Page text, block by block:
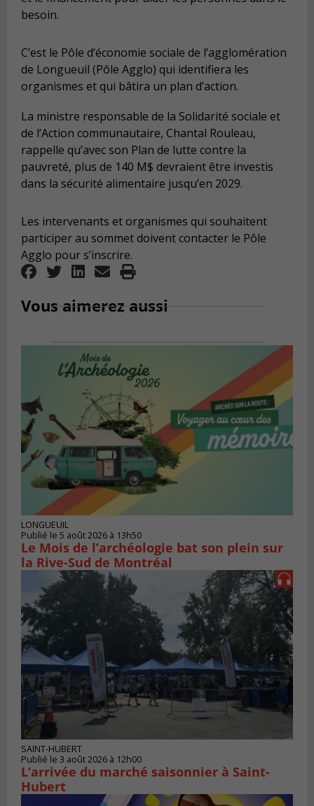
besoin.
C’est le Pôle d’économie sociale de l’agglomération
de Longueuil (Pôle Agglo) qui identifiera les
organismes et qui bâtira un plan d’action.
La ministre responsable de la Solidarité sociale et
de l’Action communautaire, Chantal Rouleau,
rappelle qu’avec son Plan de lutte contre la
pauvreté, plus de 140 M$ devraient être investis
dans la sécurité alimentaire jusqu’en 2029.
Les intervenants et organismes qui souhaitent
participer au sommet doivent contacter le Pôle
Agglo pour s’inscrire.
Vous aimerez aussi
LONGUEUIL
Publié le 5 août 2026 à 13h50
Le Mois de l’archéologie bat son plein sur
la Rive-Sud de Montréal
SAINT-HUBERT
Publié le 3 août 2026 à 12h00
L’arrivée du marché saisonnier à Saint-
Hubert